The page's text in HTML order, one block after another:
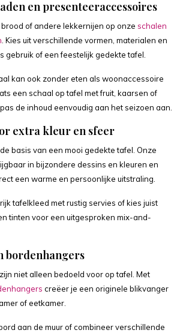
en presenteeraccessoires
of andere lekkernijen op onze schalen
. Kies uit verschillende vormen, materialen en
gebruik of een feestelijk gedekte tafel.
kan ook zonder eten als woonaccessoire
een schaal op tafel met fruit, kaarsen of
de inhoud eenvoudig aan het seizoen aan.
extra kleur en sfeer
basis van een mooi gedekte tafel. Onze
in bijzondere dessins en kleuren en
een warme en persoonlijke uitstraling.
tafelkleed met rustig servies of kies juist
tinten voor een uitgesproken mix-and-
bordenhangers
niet alleen bedoeld voor op tafel. Met
creëer je een originele blikvanger
of eetkamer.
aan de muur of combineer verschillende